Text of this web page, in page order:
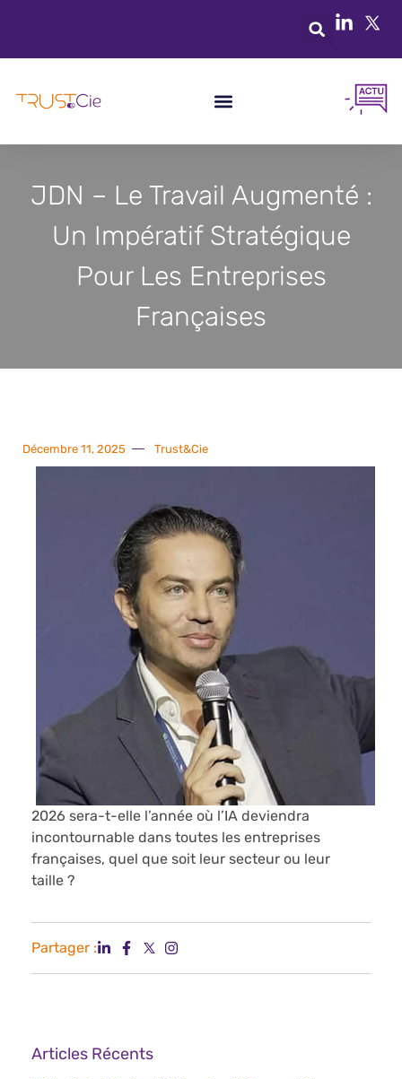
JDN – Le Travail Augmenté :
Un Impératif Stratégique
Pour Les Entreprises
Françaises
Décembre 11, 2025 Trust&Cie
2026 sera-t-elle l’année où l’IA deviendra
incontournable dans toutes les entreprises
françaises, quel que soit leur secteur ou leur
taille ?
Partager :
Articles Récents